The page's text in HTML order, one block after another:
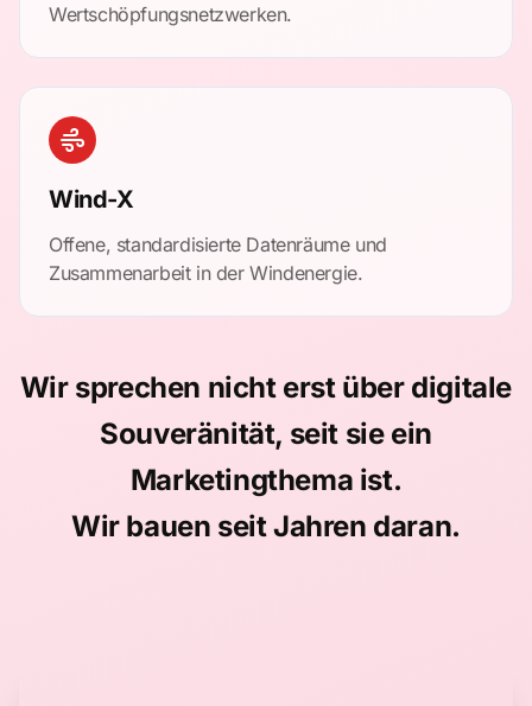
Wertschöpfungsnetzwerken.
Wind-X
Offene, standardisierte Datenräume und
Zusammenarbeit in der Windenergie.
Wir sprechen nicht erst über digitale
Souveränität, seit sie ein
Marketingthema ist.
Wir bauen seit Jahren daran.